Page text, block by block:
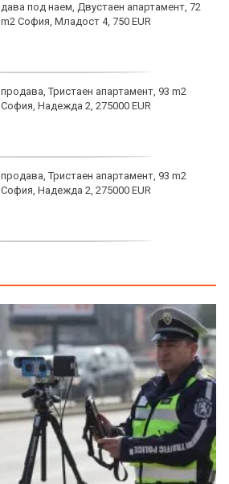
дава под наем, Двустаен апартамент, 72
m2 София, Младост 4, 750 EUR
продава, Тристаен апартамент, 93 m2
София, Надежда 2, 275000 EUR
продава, Тристаен апартамент, 93 m2
София, Надежда 2, 275000 EUR